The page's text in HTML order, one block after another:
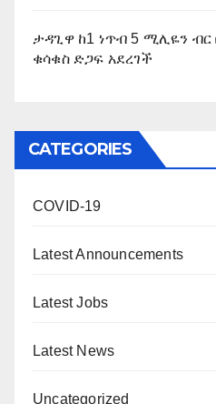
ታዳጊዋ ከ1 ነጥብ 5 ሚሊዬን
ቁሳቁስ ድጋፍ አደረገች
CATEGORIES
COVID-19
Latest Announcements
Latest Jobs
Latest News
Uncategorized